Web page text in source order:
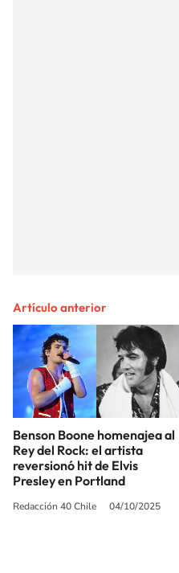
Artículo anterior
Benson Boone homenajea al
Rey del Rock: el artista
reversionó hit de Elvis
Presley en Portland
Redacción 40 Chile 04/10/2025